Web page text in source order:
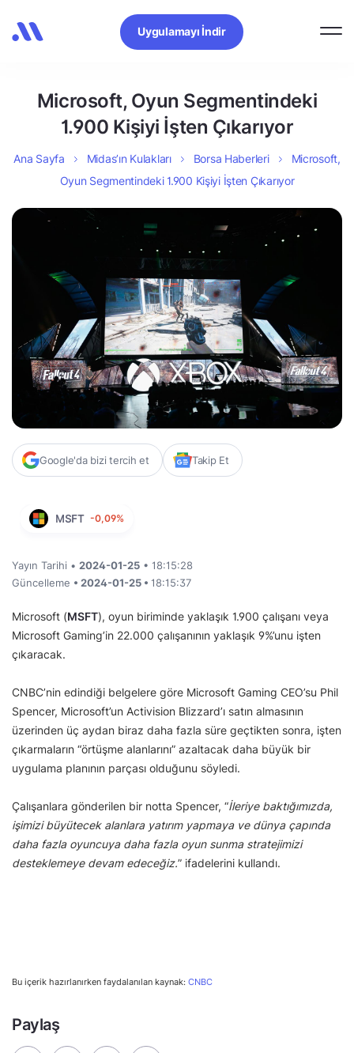
Uygulamayı İndir
Microsoft, Oyun Segmentindeki
1.900 Kişiyi İşten Çıkarıyor
Ana Sayfa Midas’ın Kulakları Borsa Haberleri
Microsoft,
Oyun Segmentindeki 1.900 Kişiyi İşten Çıkarıyor
Google'da bizi tercih et Takip Et
MSFT -0,09%
Yayın Tarihi • 2024-01-25 • 18:15:28
Güncelleme • 2024-01-25 • 18:15:37
Microsoft (MSFT), oyun biriminde yaklaşık 1.900 çalışanı veya
Microsoft Gaming’in 22.000 çalışanının yaklaşık 9%’unu işten
çıkaracak.
CNBC’nin edindiği belgelere göre Microsoft Gaming CEO’su Phil
Spencer, Microsoft’un Activision Blizzard’ı satın almasının
üzerinden üç aydan biraz daha fazla süre geçtikten sonra, işten
çıkarmaların “örtüşme alanlarını” azaltacak daha büyük bir
uygulama planının parçası olduğunu söyledi.
Çalışanlara gönderilen bir notta Spencer, “İleriye baktığımızda,
işimizi büyütecek alanlara yatırım yapmaya ve dünya çapında
daha fazla oyuncuya daha fazla oyun sunma stratejimizi
desteklemeye devam edeceğiz.” ifadelerini kullandı.
Bu içerik hazırlanırken faydalanılan kaynak: CNBC
Paylaş